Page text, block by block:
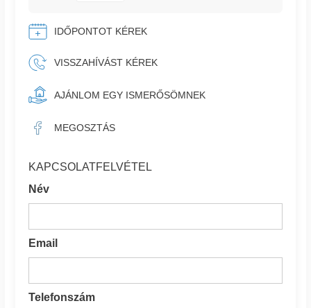
IDŐPONTOT KÉREK
VISSZAHÍVÁST KÉREK
AJÁNLOM EGY ISMERŐSÖMNEK
MEGOSZTÁS
KAPCSOLATFELVÉTEL
Név
Email
Telefonszám